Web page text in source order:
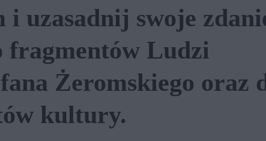
i uzasadnij swoje
fragmentów Ludzi
Żeromskiego oraz
kultury.